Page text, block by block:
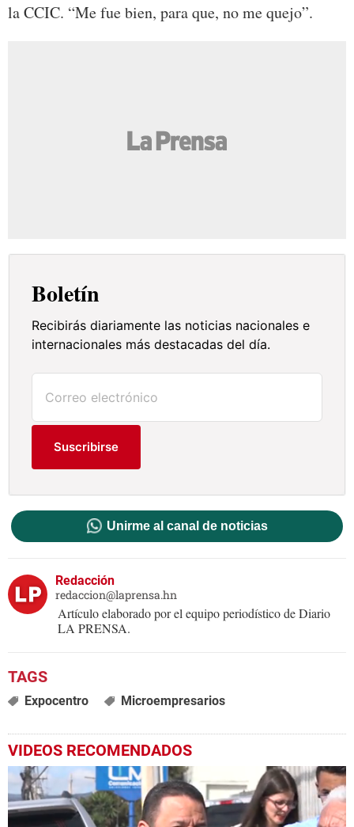
la CCIC. “Me fue bien, para que, no me quejo”.
Boletín
Recibirás diariamente las noticias nacionales e
internacionales más destacadas del día.
Suscribirse
Unirme al canal de noticias
Redacción
redaccion@laprensa.hn
Artículo elaborado por el equipo periodístico de Diario
LA PRENSA.
Expocentro Microempresarios
VIDEOS RECOMENDADOS